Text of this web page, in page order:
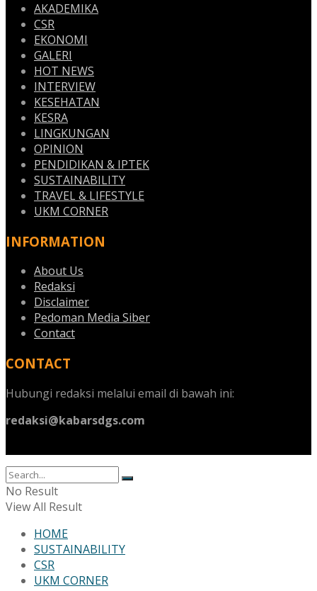
AKADEMIKA
CSR
EKONOMI
GALERI
HOT NEWS
INTERVIEW
KESEHATAN
KESRA
LINGKUNGAN
OPINION
PENDIDIKAN & IPTEK
SUSTAINABILITY
TRAVEL & LIFESTYLE
UKM CORNER
INFORMATION
About Us
Redaksi
Disclaimer
Pedoman Media Siber
Contact
CONTACT
Hubungi redaksi melalui email di bawah ini:
redaksi@kabarsdgs.com
No Result
View All Result
HOME
SUSTAINABILITY
CSR
UKM CORNER